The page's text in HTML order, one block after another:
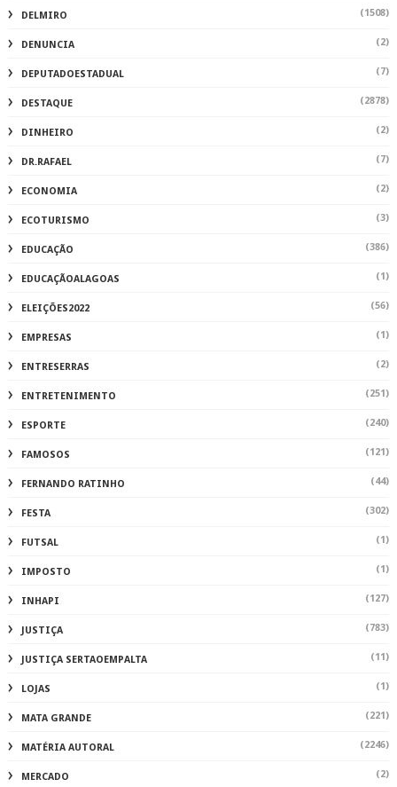
DELMIRO (1508)
DENUNCIA (2)
DEPUTADOESTADUAL (7)
DESTAQUE (2878)
DINHEIRO (2)
DR.RAFAEL (7)
ECONOMIA (2)
ECOTURISMO (3)
EDUCAÇÃO (386)
EDUCAÇÃOALAGOAS (1)
ELEIÇÕES2022 (56)
EMPRESAS (1)
ENTRESERRAS (2)
ENTRETENIMENTO (251)
ESPORTE (240)
FAMOSOS (121)
FERNANDO RATINHO (44)
FESTA (302)
FUTSAL (1)
IMPOSTO (1)
INHAPI (127)
JUSTIÇA (783)
JUSTIÇA SERTAOEMPALTA (11)
LOJAS (1)
MATA GRANDE (221)
MATÉRIA AUTORAL (2246)
MERCADO (2)